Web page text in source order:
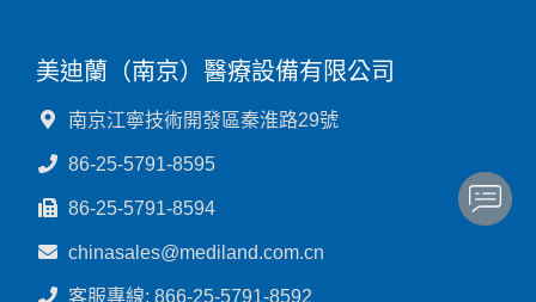
美迪蘭（南京）醫療設備有限公司
南京江寧技術開發區秦淮路29號
86-25-5791-8595
86-25-5791-8594
chinasales@mediland.com.cn
客服專線: 866-25-5791-8592